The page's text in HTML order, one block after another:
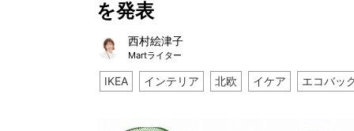
を発表
西村絵津子
Martライター
IKEA インテリア 北欧 イケア エコバッ